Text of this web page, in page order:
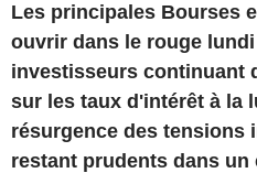
Les principales Bourses
ouvrir dans le rouge
investisseurs continuant
sur les taux d'intérêt à la
résurgence des tensions
restant prudents dans